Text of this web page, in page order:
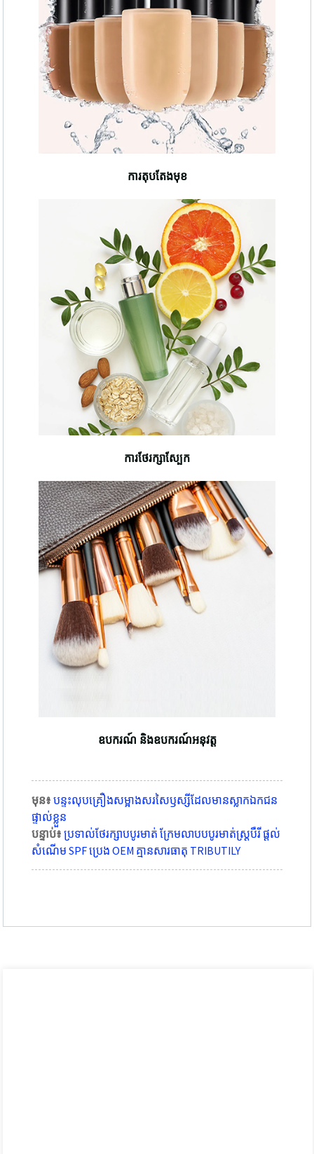
ការតុបតែងមុខ
ការថែរក្សាស្បែក
ឧបករណ៍ និងឧបករណ៍អនុវត្ត
មុន៖ បន្ទះលុបគ្រឿងសម្អាងសរសៃឫស្សីដែលមានស្លាកឯកជន
ផ្ទាល់ខ្លួន
បន្ទាប់៖ ប្រទាល់ថែរក្សាបបូរមាត់ ក្រែមលាបបបូរមាត់ស្ត្របឺរី ផ្តល់
សំណើម SPF ប្រេង OEM គ្មានសារធាតុ TRIBUTILY